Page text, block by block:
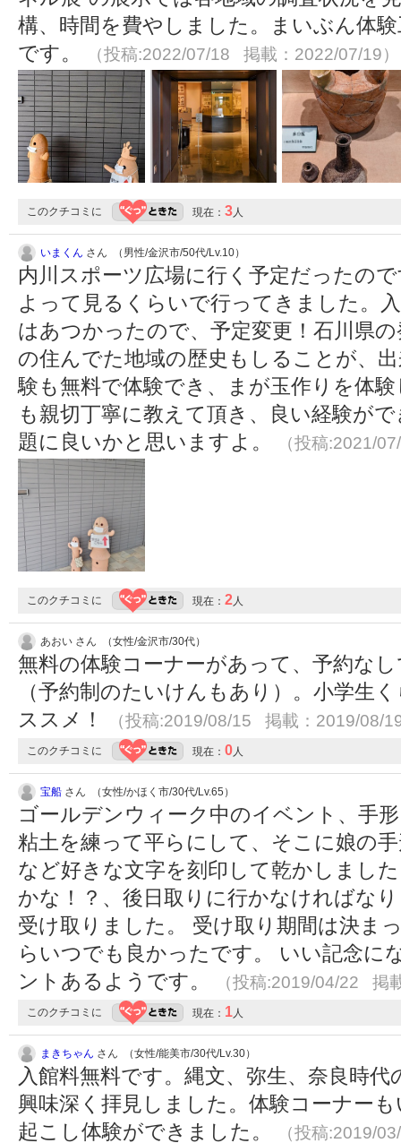
構、時間を費やしました。まいぶん体
です。
（投稿:2022/07/18 掲載：2022/07/19）
このクチコミに 現在： 3人
いまくん さん （男性/金沢市/50代/Lv.10）
内川スポーツ広場に行く予定だったの
よって見るくらいで行ってきました。
はあつかったので、予定変更！石川県
の住んでた地域の歴史もしることが、
験も無料で体験でき、まが玉作りを体
も親切丁寧に教えて頂き、良い経験が
題に良いかと思いますよ。
（投稿:2021/
このクチコミに 現在： 2人
あおい さん （女性/金沢市/30代）
無料の体験コーナーがあって、予約な
（予約制のたいけんもあり）。小学生
ススメ！
（投稿:2019/08/15 掲載：2019/08/
このクチコミに 現在： 0人
宝船 さん （女性/かほく市/30代/Lv.65）
ゴールデンウィーク中のイベント、手
粘土を練って平らにして、そこに娘の
など好きな文字を刻印して乾かしまし
かな！？、後日取りに行かなければな
受け取りました。 受け取り期間は決ま
らいつでも良かったです。 いい記念に
ントあるようです。
（投稿:2019/04/22 掲
このクチコミに 現在： 1人
まきちゃん さん （女性/能美市/30代/Lv.30）
入館料無料です。縄文、弥生、奈良時
興味深く拝見しました。体験コーナー
起こし体験ができました。
（投稿:2019/